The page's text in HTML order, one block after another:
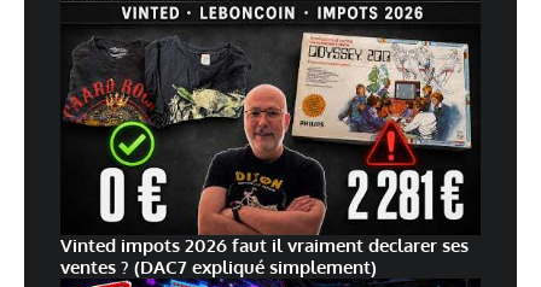
Vinted impots 2026 faut il vraiment declarer ses
ventes ? (DAC7 expliqué simplement)